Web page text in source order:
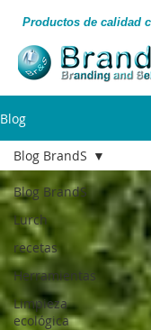
Productos de calidad
Blog
Blog BrandS
Lurch
recetas
Herramientas
Limpieza
ecológica
Blog BrandS